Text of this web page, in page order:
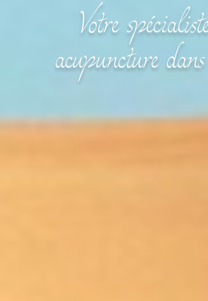
Votre
acupuncture